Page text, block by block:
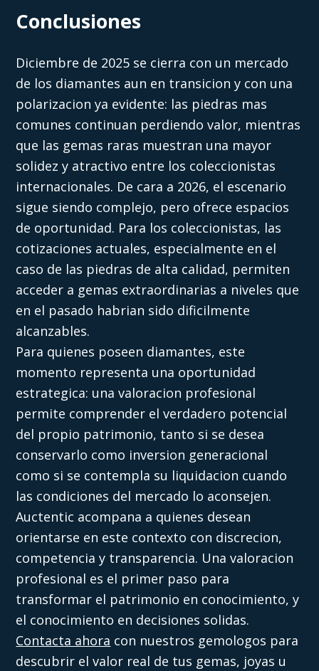
Conclusiones
Diciembre de 2025 se cierra con un mercado
de los diamantes aun en transicion y con una
polarizacion ya evidente: las piedras mas
comunes continuan perdiendo valor, mientras
que las gemas raras muestran una mayor
solidez y atractivo entre los coleccionistas
internacionales. De cara a 2026, el escenario
sigue siendo complejo, pero ofrece espacios
de oportunidad. Para los coleccionistas, las
cotizaciones actuales, especialmente en el
caso de las piedras de alta calidad, permiten
acceder a gemas extraordinarias a niveles que
en el pasado habrian sido dificilmente
alcanzables.
Para quienes poseen diamantes, este
momento representa una oportunidad
estrategica: una valoracion profesional
permite comprender el verdadero potencial
del propio patrimonio, tanto si se desea
conservarlo como inversion generacional
como si se contempla su liquidacion cuando
las condiciones del mercado lo aconsejen.
Auctentic acompana a quienes desean
orientarse en este contexto con discrecion,
competencia y transparencia. Una valoracion
profesional es el primer paso para
transformar el patrimonio en conocimiento, y
el conocimiento en decisiones solidas.
Contacta ahora con nuestros gemologos para
descubrir el valor real de tus gemas, joyas u